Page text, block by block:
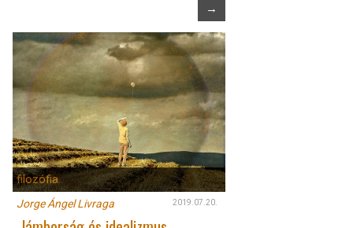
→
filozófia
Jorge Ángel Livraga 2019.07.20.